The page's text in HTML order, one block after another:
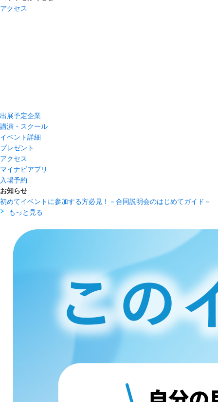
アクセス
出展予定企業
講演・スクール
イベント詳細
プレゼント
アクセス
マイナビアプリ
入場予約
お知らせ
初めてイベントに参加する方必見！－合同説明会のはじめてガイド－
もっと見る